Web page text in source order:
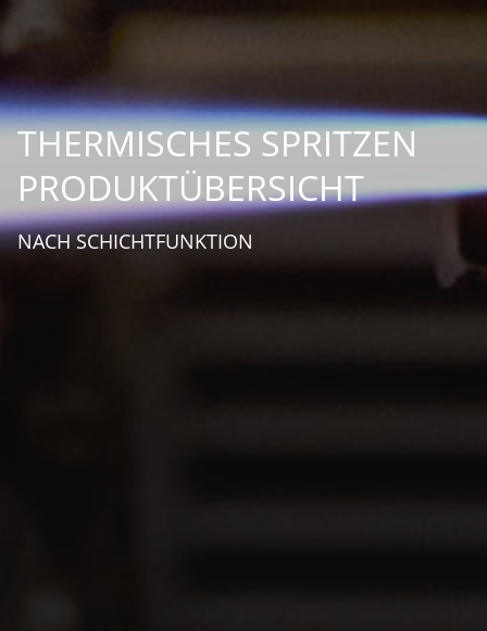
THERMISCHES SPRITZEN
PRODUKTÜBERSICHT
NACH SCHICHTFUNKTION